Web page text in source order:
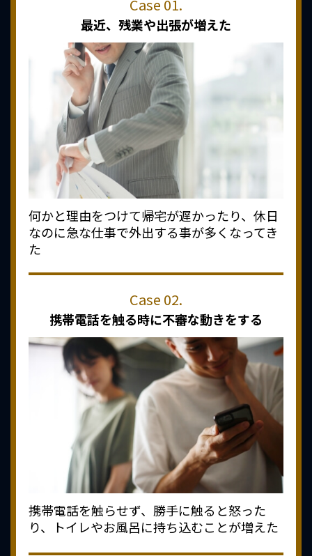
最近、 残業や出張が増えた
何かと理由をつけて帰宅が遅かったり、休日
なのに急な仕事で外出する事が多くなってき
た
携帯電話を触る時に不審な動きをする
携帯電話を触らせず、勝手に触ると怒った
り、トイレやお風呂に持ち込むことが増えた